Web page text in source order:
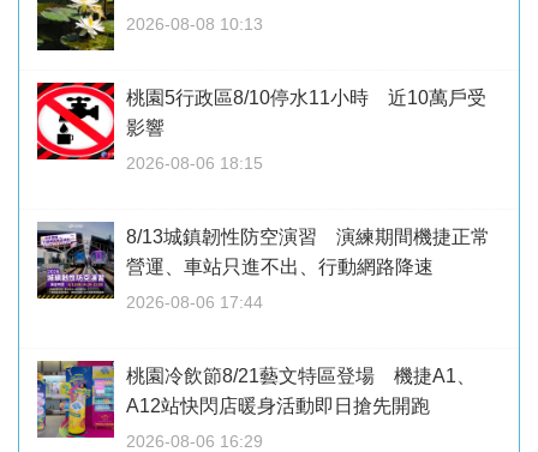
2026-08-08 10:13
桃園5行政區8/10停水11小時 近10萬戶受
影響
2026-08-06 18:15
8/13城鎮韌性防空演習 演練期間機捷正常
營運、車站只進不出、行動網路降速
2026-08-06 17:44
桃園冷飲節8/21藝文特區登場 機捷A1、
A12站快閃店暖身活動即日搶先開跑
2026-08-06 16:29